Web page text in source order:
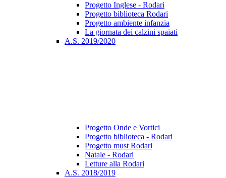
Progetto Inglese - Rodari
Progetto biblioteca Rodari
Progetto ambiente infanzia
La giornata dei calzini spaiati
A.S. 2019/2020
Progetto Onde e Vortici
Progetto biblioteca - Rodari
Progetto must Rodari
Natale - Rodari
Letture alla Rodari
A.S. 2018/2019